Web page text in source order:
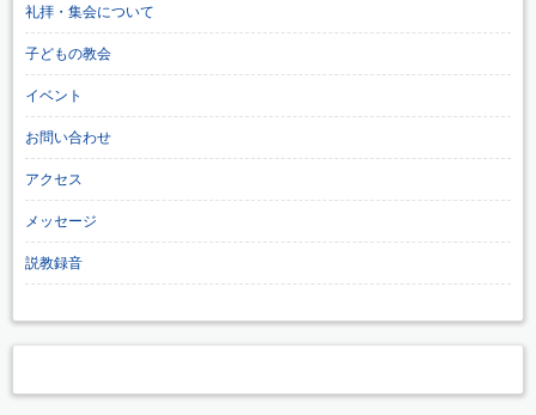
礼拝・集会について
子どもの教会
イベント
お問い合わせ
アクセス
メッセージ
説教録音